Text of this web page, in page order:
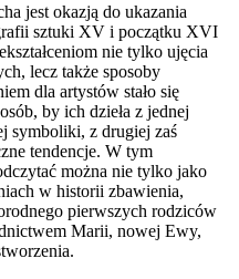
jest okazją do ukazania
sztuki XV i początku XVI
nie tylko ujęcia
lecz także sposoby
dla artystów stało się
by ich dzieła z jednej
symboliki, z drugiej zaś
tendencje. W tym
można nie tylko jako
w historii zbawienia,
pierwszych rodziców
Marii, nowej Ewy,